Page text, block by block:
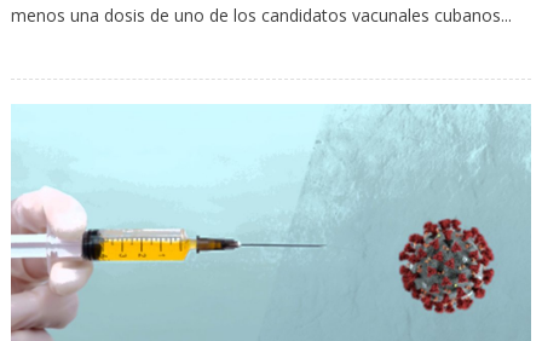
menos una dosis de uno de los candidatos vacunales cubanos...